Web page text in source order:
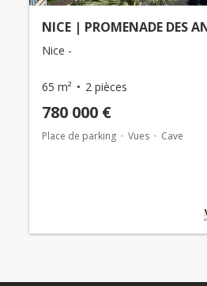
NICE | PROMENADE DES
Nice -
65 m² 2 pièces
780 000 €
Place de parking Vues Cave